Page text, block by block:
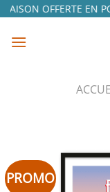
Passer
contenu
OFFERTE EN
PROMO